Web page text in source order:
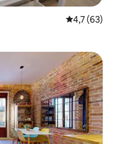
4,7 ud af 5 i
4,7 (63)